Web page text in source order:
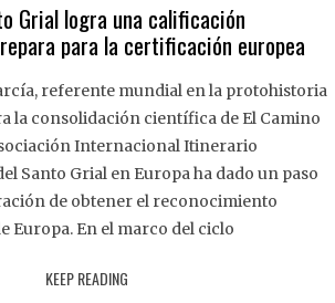
.
8
2
2
Grial logra una calificación
para la certificación europea
referente mundial en la protohistoria
la consolidación científica de El Camino
Internacional Itinerario
Santo Grial en Europa ha dado un paso
de obtener el reconocimiento
Europa. En el marco del ciclo
KEEP READING